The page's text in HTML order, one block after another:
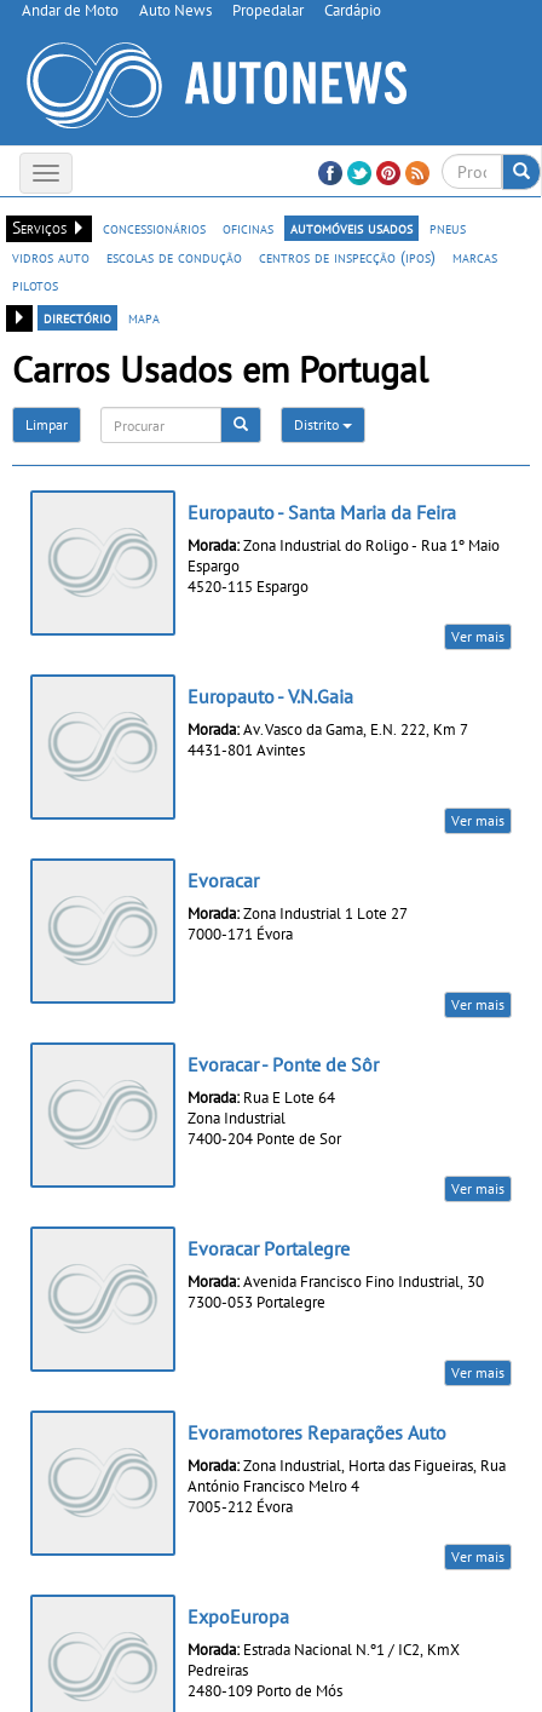
Andar de Moto Auto News Propedalar Cardápio
Toggle
navigation
Serviços
concessionários oficinas automóveis usados
pneus
vidros auto
escolas de condução centros de inspecção (ipos)
marcas
pilotos
directório
mapa
Carros Usados em Portugal
Limpar Distrito
Europauto - Santa Maria da Feira
Morada:Zona Industrial do Roligo - Rua 1º Maio
Espargo
4520-115 Espargo
Ver mais
Europauto - V.N.Gaia
Morada:Av. Vasco da Gama, E.N. 222, Km 7
4431-801 Avintes
Ver mais
Evoracar
Morada:Zona Industrial 1 Lote 27
7000-171 Évora
Ver mais
Evoracar - Ponte de Sôr
Morada: Rua E Lote 64
Zona Industrial
7400-204 Ponte de Sor
Ver mais
Evoracar Portalegre
Morada:Avenida Francisco Fino Industrial, 30
7300-053 Portalegre
Ver mais
Evoramotores Reparações Auto
Morada:Zona Industrial, Horta das Figueiras, Rua
António Francisco Melro 4
7005-212 Évora
Ver mais
ExpoEuropa
Morada: Estrada Nacional N.º1 / IC2, KmX
Pedreiras
2480-109 Porto de Mós